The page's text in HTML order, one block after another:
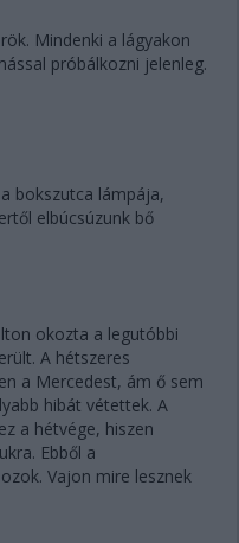
Mindenki a lágyakon
próbálkozni jelenleg.
bokszutca lámpája,
elbúcsúzunk bő
okozta a legutóbbi
A hétszeres
a Mercedest, ám ő sem
hibát vétettek. A
a hétvége, hiszen
Ebből a
Vajon mire lesznek